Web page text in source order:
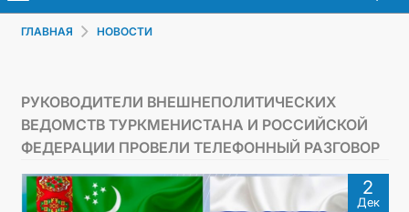
КОНСУЛЬСКИЕ УСЛУГИ
ГЛАВНАЯ НОВОСТИ
РУКОВОДИТЕЛИ ВНЕШНЕПОЛИТИЧЕСКИХ
ВЕДОМСТВ ТУРКМЕНИСТАНА И РОССИЙСКОЙ
ФЕДЕРАЦИИ ПРОВЕЛИ ТЕЛЕФОННЫЙ РАЗГОВОР
2
Дек